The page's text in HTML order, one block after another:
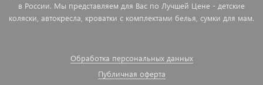
в России. Мы представляем для Вас по Лучшей Цене - детские
коляски, автокресла, кроватки с комплектами белья, сумки для мам.
Обработка персональных данных
Публичная оферта